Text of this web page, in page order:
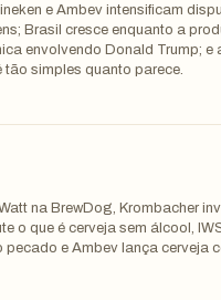
e Ambev intensificam
Brasil cresce enquanto a
envolvendo Donald Trump; e
tão simples quanto parece.
na BrewDog, Krombacher
o que é cerveja sem álcool,
e Ambev lança cerveja